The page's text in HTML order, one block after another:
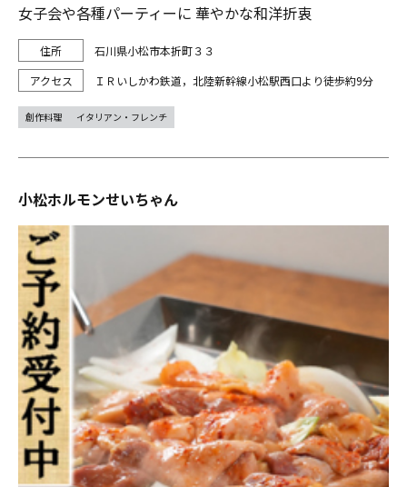
女子会や各種パーティーに 華やかな和洋折衷
石川県小松市本折町３３
ＩＲいしかわ鉄道，北陸新幹線小松駅西口より徒歩約9分
創作料理 イタリアン・フレンチ
小松ホルモンせいちゃん